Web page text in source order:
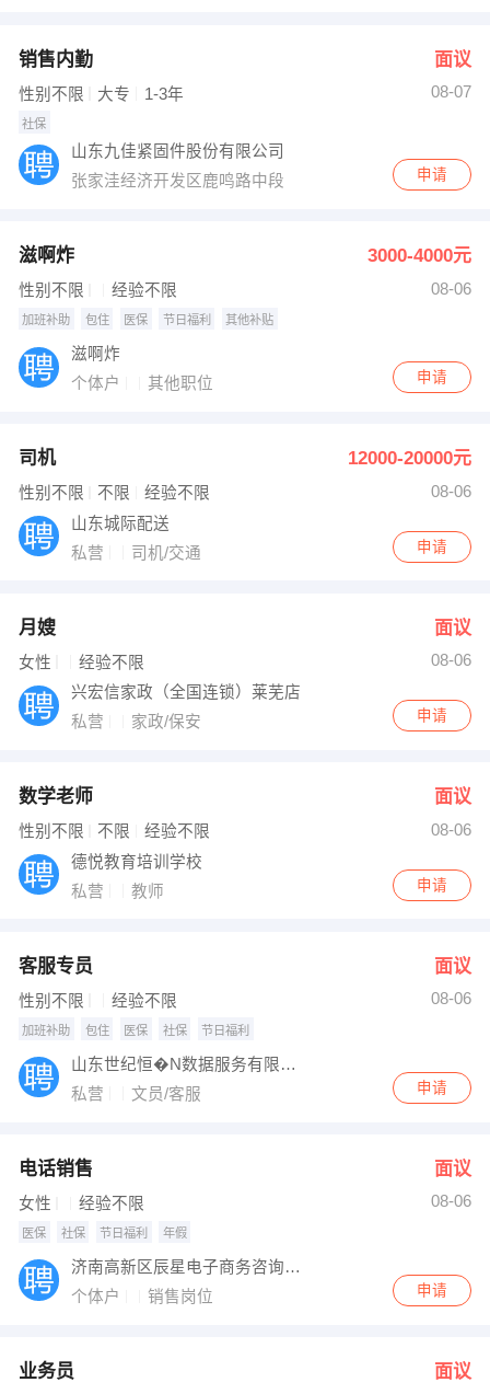
销售内勤 面议
性别不限 大专 1-3年 08-07
社保
山东九佳紧固件股份有限公司
张家洼经济开发区鹿鸣路中段
申请
滋啊炸 3000-4000元
性别不限 经验不限 08-06
加班补助 包住 医保 节日福利 其他补贴
滋啊炸
个体户
其他职位 申请
司机 12000-20000元
性别不限 不限 经验不限
08-06
山东城际配送
私营
司机/交通 申请
月嫂 面议
女性 经验不限
08-06
兴宏信家政（全国连锁）莱芜店
私营
家政/保安 申请
数学老师 面议
性别不限 不限 经验不限
08-06
德悦教育培训学校
私营
教师 申请
客服专员 面议
性别不限 经验不限 08-06
加班补助 包住 医保 社保 节日福利
山东世纪恒�N数据服务有限公司
私营
文员/客服 申请
电话销售 面议
女性 经验不限 08-06
医保 社保 节日福利 年假
济南高新区辰星电子商务咨询服务室
个体户
销售岗位 申请
业务员 面议